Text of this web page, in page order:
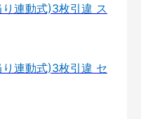
連動式)3枚引違 ス
連動式)3枚引違 セ